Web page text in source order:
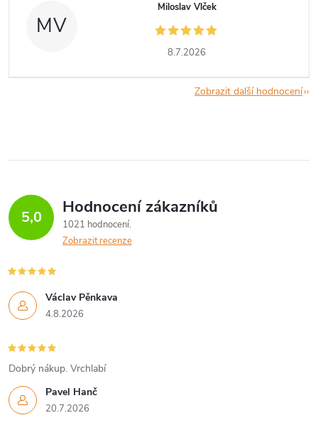
MV
Miloslav Vlček
8.7.2026
Zobrazit další hodnocení
5,0 Hodnocení zákazníků
1021 hodnocení
Zobrazit recenze
Václav Pěnkava
4.8.2026
Pavel Hanč
20.7.2026
Dobrý nákup. Vrchlabí